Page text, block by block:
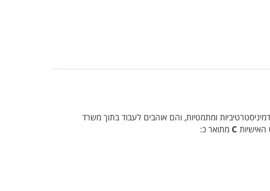
ומתמטיות, והם אוהבים לעבוד בתוך משרד
C מתואר כ: